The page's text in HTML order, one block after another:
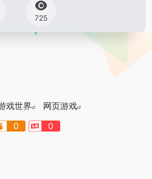
725
戏世界
网页游戏
0 0